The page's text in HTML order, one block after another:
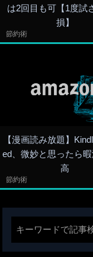
は2回目も可【1度試
損】
節約術
【漫画読み放題】
ed、微妙と思ったら
高
節約術